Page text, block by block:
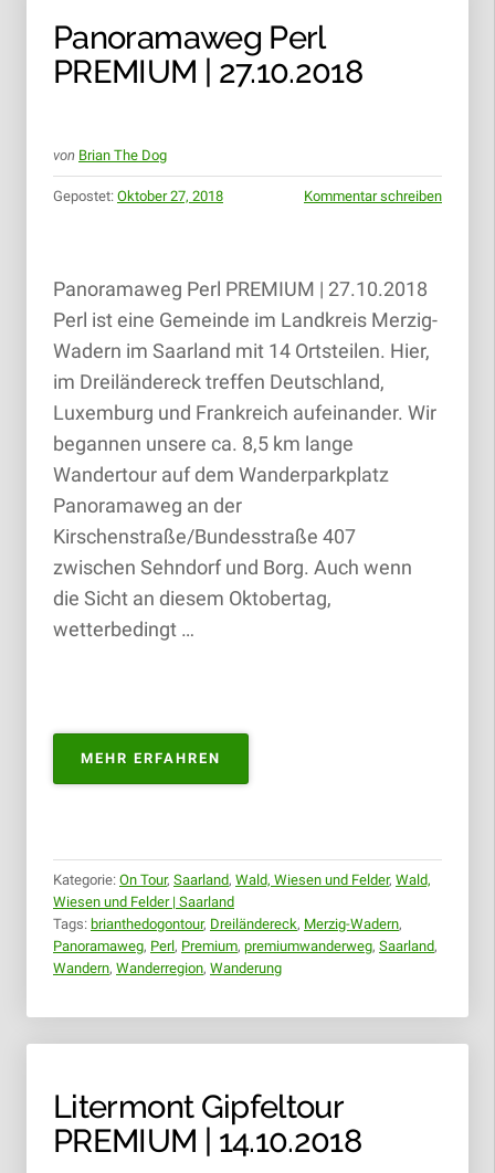
Panoramaweg Perl
PREMIUM | 27.10.2018
von Brian The Dog
Gepostet: Oktober 27, 2018 Kommentar schreiben
Panoramaweg Perl PREMIUM | 27.10.2018
Perl ist eine Gemeinde im Landkreis Merzig-
Wadern im Saarland mit 14 Ortsteilen. Hier,
im Dreiländereck treffen Deutschland,
Luxemburg und Frankreich aufeinander. Wir
begannen unsere ca. 8,5 km lange
Wandertour auf dem Wanderparkplatz
Panoramaweg an der
Kirschenstraße/Bundesstraße 407
zwischen Sehndorf und Borg. Auch wenn
die Sicht an diesem Oktobertag,
wetterbedingt …
MEHR ERFAHREN
PERL
Kategorie: On Tour, Saarland, Wald, Wiesen und Felder, Wald,
Wiesen und Felder | Saarland
Tags: brianthedogontour, Dreiländereck, Merzig-Wadern,
Panoramaweg, Perl, Premium, premiumwanderweg, Saarland,
Wandern, Wanderregion, Wanderung
Litermont Gipfeltour
PREMIUM | 14.10.2018